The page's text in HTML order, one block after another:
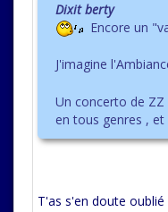
Dixit berty
Encore un
J'imagine
Un concerto de
en tous genres , et
T'as s'en doute